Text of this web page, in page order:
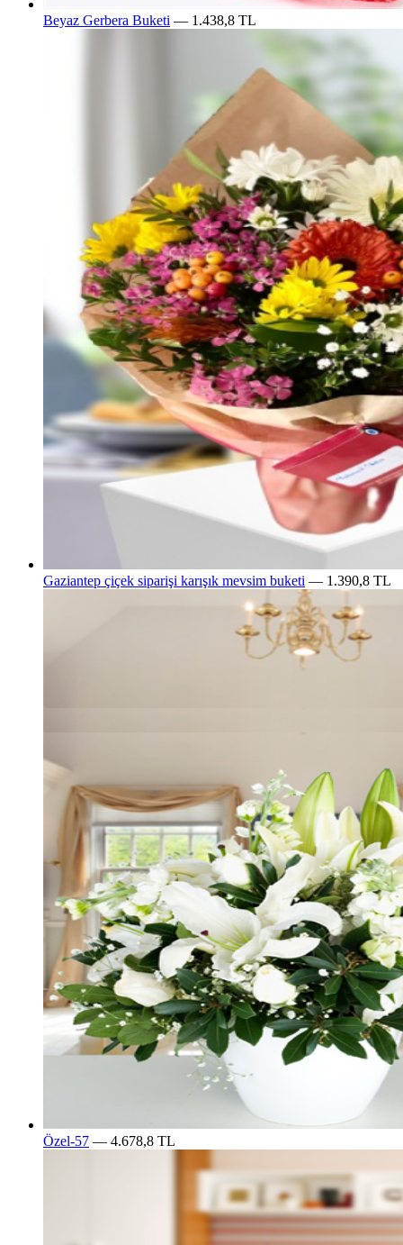
Beyaz Gerbera Buketi — 1.438,8 TL
Gaziantep çiçek siparişi karışık mevsim buketi — 1.390,8 TL
Özel-57 — 4.678,8 TL